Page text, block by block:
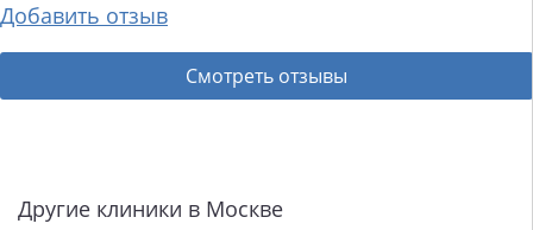
Добавить отзыв
Смотреть отзывы
Другие клиники в Москве